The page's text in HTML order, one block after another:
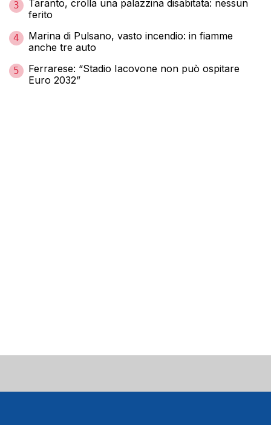
3
Taranto, crolla una palazzina disabitata: nessun
ferito
4
Marina di Pulsano, vasto incendio: in fiamme
anche tre auto
5
Ferrarese: “Stadio Iacovone non può ospitare
Euro 2032”